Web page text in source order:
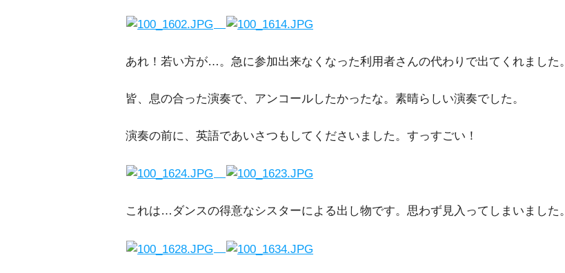
あれ！若い方が…。急に参加出来なくなった利用者さんの代わりで出てくれました。
皆、息の合った演奏で、アンコールしたかったな。素晴らしい演奏でした。
演奏の前に、英語であいさつもしてくださいました。すっすごい！
これは…ダンスの得意なシスターによる出し物です。思わず見入ってしまいました。